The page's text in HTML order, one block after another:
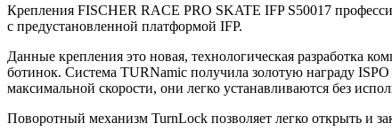
Крепления FISCHER RACE PRO SKATE IFP S50017
с предустановленной платформой IFP.
Данные крепления это новая, технологическая разработка
ботинок. Система TURNamic получила золотую награду
максимальной скорости, они легко устанавливаются без
Поворотный механизм TurnLock позволяет легко открыть и